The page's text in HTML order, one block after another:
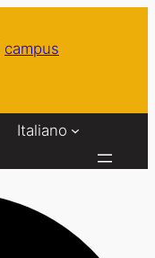
campus
Italiano